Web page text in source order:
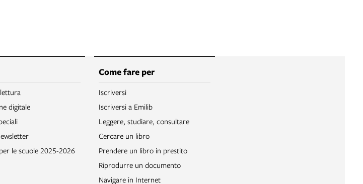
digitale
le scuole 2025-2026
Come fare per
Iscriversi
Iscriversi a Emilib
Leggere, studiare, consultare
Cercare un libro
Prendere un libro in prestito
Riprodurre un documento
Navigare in Internet